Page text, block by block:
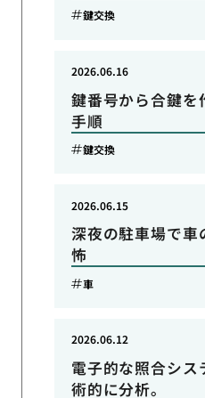
鍵交換
鍵番号から合鍵を
手順
2026.06.16
鍵交換
深夜の駐車場で車
怖
2026.06.15
車
電子的な照合シス
術的に分析。
2026.06.12